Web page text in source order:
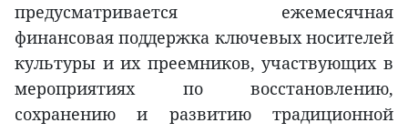
предусматривается ежемесячная
финансовая поддержка ключевых носителей
культуры и их преемников, участвующих в
мероприятиях по восстановлению,
сохранению и развитию традиционной